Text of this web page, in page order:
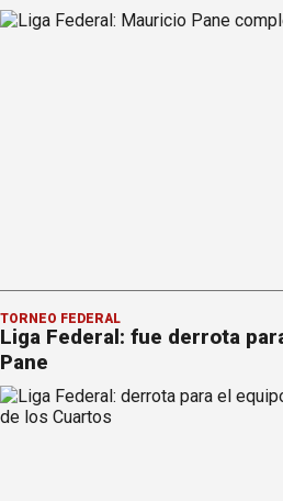
TORNEO FEDERAL
Liga Federal: fue derrota
Pane